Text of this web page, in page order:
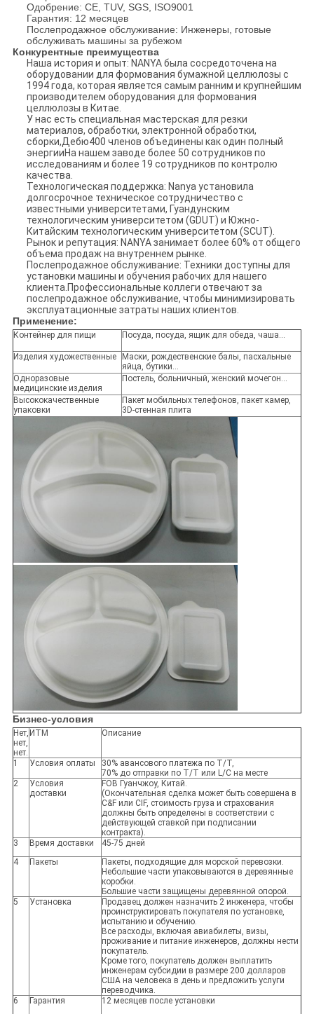
Одобрение: CE, TUV, SGS, ISO9001
Гарантия: 12 месяцев
Послепродажное обслуживание: Инженеры, готовые
обслуживать машины за рубежом
Конкурентные преимущества
Наша история и опыт: NANYA была сосредоточена на
оборудовании для формования бумажной целлюлозы с
1994 года, которая является самым ранним и крупнейшим
производителем оборудования для формования
целлюлозы в Китае.
У нас есть специальная мастерская для резки
материалов, обработки, электронной обработки,
сборки,Дебю400 членов объединены как один полный
энергииНа нашем заводе более 50 сотрудников по
исследованиям и более 19 сотрудников по контролю
качества.
Технологическая поддержка: Nanya установила
долгосрочное техническое сотрудничество с
известными университетами, Гуандунским
технологическим университетом (GDUT) и Южно-
Китайским технологическим университетом (SCUT).
Рынок и репутация: NANYA занимает более 60% от общего
объема продаж на внутреннем рынке.
Послепродажное обслуживание: Техники доступны для
установки машины и обучения рабочих для нашего
клиента.Профессиональные коллеги отвечают за
послепродажное обслуживание, чтобы минимизировать
эксплуатационные затраты наших клиентов.
Применение:
Контейнер для пищи Посуда, посуда, ящик для обеда, чаша...
Изделия художественные
Маски, рождественские балы, пасхальные
яйца, бутики...
Одноразовые
медицинские изделия
Постель, больничный, женский мочегон...
Высококачественные
упаковки
Пакет мобильных телефонов, пакет камер,
3D-стенная плита
Бизнес-условия
Нет,
нет,
нет.
ИТМ Описание
1 Условия оплаты
30% авансового платежа по Т/Т,
70% до отправки по Т/Т или L/C на месте
2
Условия
доставки
FOB Гуанчжоу, Китай.
(Окончательная сделка может быть совершена в
C&F или CIF, стоимость груза и страхования
должны быть определены в соответствии с
действующей ставкой при подписании
контракта).
3
Время доставки
45-75 дней
4
Пакеты
Пакеты, подходящие для морской перевозки.
Небольшие части упаковываются в деревянные
коробки.
Большие части защищены деревянной опорой.
5
Установка
Продавец должен назначить 2 инженера, чтобы
проинструктировать покупателя по установке,
испытанию и обучению.
Все расходы, включая авиабилеты, визы,
проживание и питание инженеров, должны нести
покупатель.
Кроме того, покупатель должен выплатить
инженерам субсидии в размере 200 долларов
США на человека в день и предложить услуги
переводчика.
6
Гарантия
12 месяцев после установки